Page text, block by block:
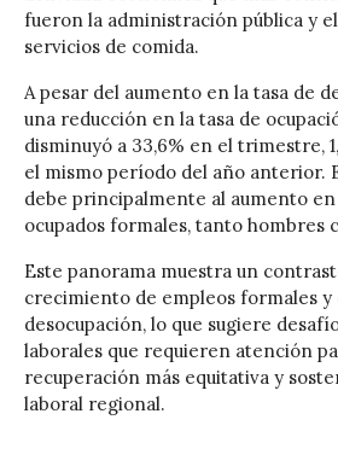
fueron la administración pública y
servicios de comida.
A pesar del aumento en la tasa de
una reducción en la tasa de
disminuyó a 33,6% en el trimestre,
el mismo período del año anterior.
debe principalmente al aumento
ocupados formales, tanto hombres
Este panorama muestra un
crecimiento de empleos formales
desocupación, lo que sugiere
laborales que requieren atención
recuperación más equitativa y
laboral regional.